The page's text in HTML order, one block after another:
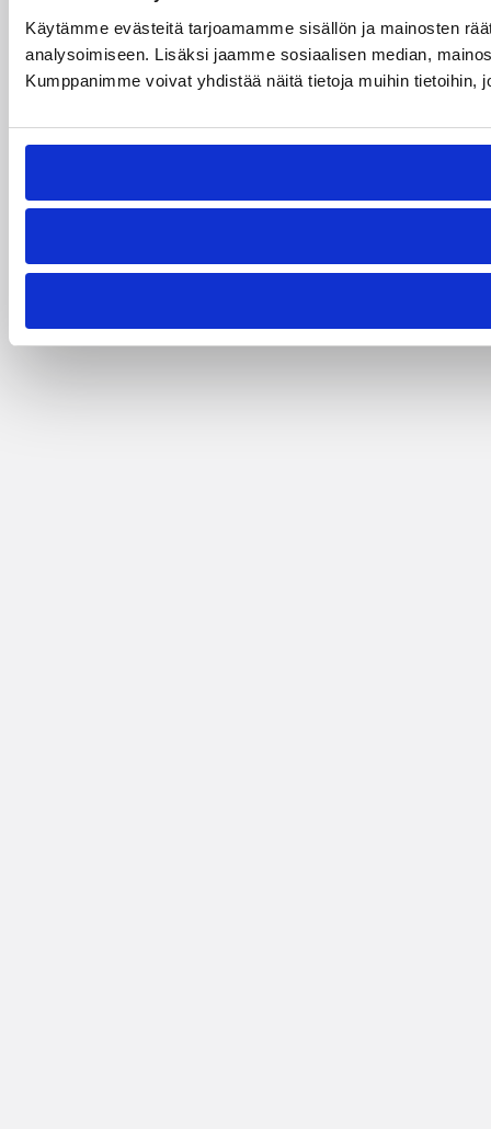
Käytämme evästeitä tarjoamamme sisällön ja mainosten
analysoimiseen. Lisäksi jaamme sosiaalisen median,
Kumppanimme voivat yhdistää näitä tietoja muihin tietoihin,